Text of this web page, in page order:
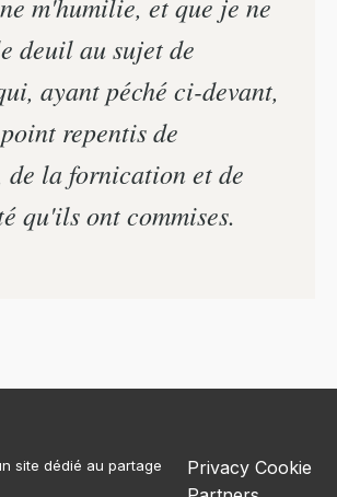
m'humilie, et que je ne
deuil au sujet de
ayant péché ci-devant,
repentis de
de la fornication et de
qu'ils ont commises.
site dédié au partage
Privacy Cookie